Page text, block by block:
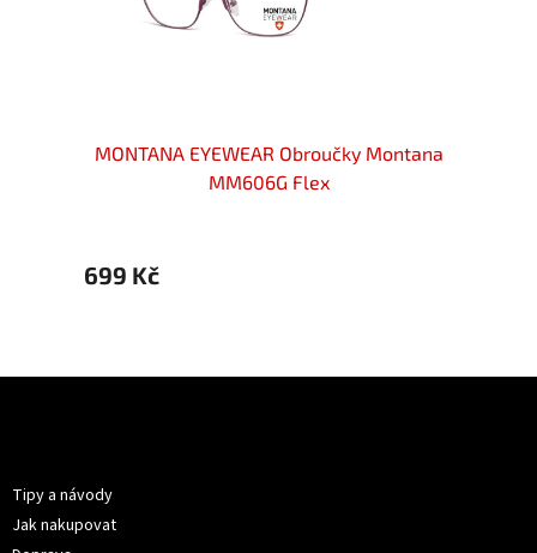
MONTANA EYEWEAR Obroučky Montana
MM606G Flex
699 Kč
Tipy a návody
Jak nakupovat